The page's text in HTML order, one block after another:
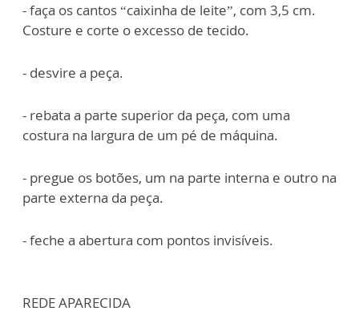
- faça os cantos “caixinha de leite”, com 3,5 cm.
Costure e corte o excesso de tecido.
- desvire a peça.
- rebata a parte superior da peça, com uma
costura na largura de um pé de máquina.
- pregue os botões, um na parte interna e outro na
parte externa da peça.
- feche a abertura com pontos invisíveis.
REDE APARECIDA